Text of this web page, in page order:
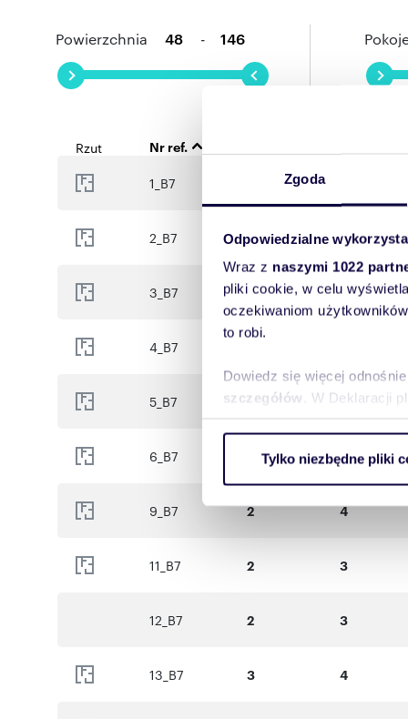
Zgoda
Odpowiedzialne
Wraz z naszymi 1022
pliki cookie, w celu
oczekiwaniom
to robi.
Dowiedz się więcej
szczegółów . W Deklaracji
ruch w naszej witrynie.
reklamowym i
uzyskanymi podczas
Tylko niezbędne pliki
Powierzchnia -
Rzut Nr ref.
1_B7
2_B7 1 3
3_B7 1 4
4_B7
5_B7 1 3
6_B7 3
9_B7 2 4
11_B7 2 3
12_B7 2 3
13_B7 3 4